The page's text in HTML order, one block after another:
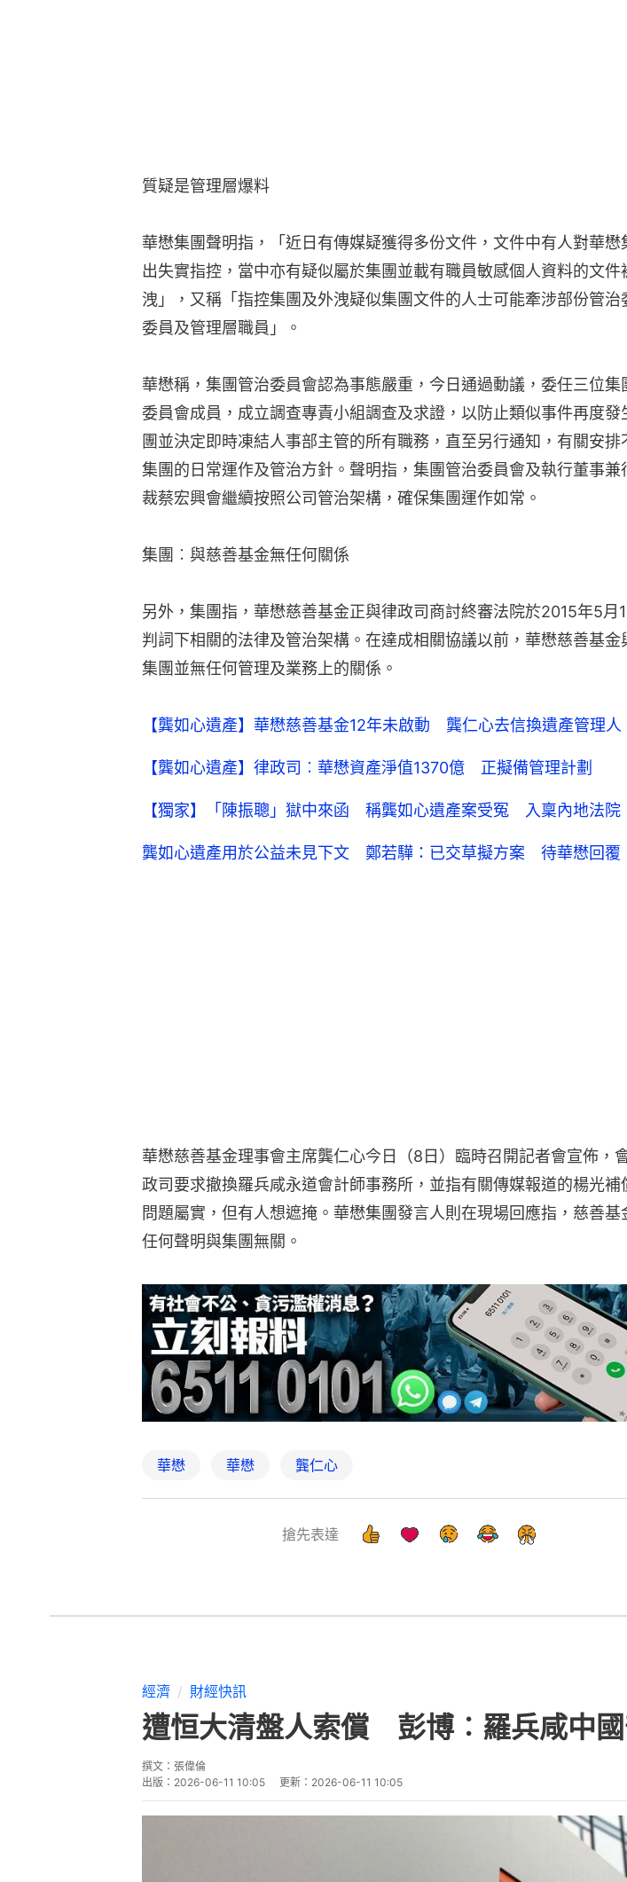
質疑是管理層爆料
華懋集團聲明指，「近日有傳媒疑獲得多份文件，文件中有人對華懋
出失實指控，當中亦有疑似屬於集團並載有職員敏感個人資料的文件
洩」，又稱「指控集團及外洩疑似集團文件的人士可能牽涉部份管治
委員及管理層職員」。
華懋稱，集團管治委員會認為事態嚴重，今日通過動議，委任三位集
委員會成員，成立調查專責小組調查及求證，以防止類似事件再度發
團並決定即時凍結人事部主管的所有職務，直至另行通知，有關安排
集團的日常運作及管治方針。聲明指，集團管治委員會及執行董事兼
裁蔡宏興會繼續按照公司管治架構，確保集團運作如常。
集團︰與慈善基金無任何關係
另外，集團指，華懋慈善基金正與律政司商討終審法院於2015年5月
判詞下相關的法律及管治架構。在達成相關協議以前，華懋慈善基金
集團並無任何管理及業務上的關係。
【龔如心遺產】華懋慈善基金12年未啟動 龔仁心去信換遺產管理人
【龔如心遺產】律政司︰華懋資產淨值1370億 正擬備管理計劃
【獨家】「陳振聰」獄中來函 稱龔如心遺產案受冤 入稟內地法院
龔如心遺產用於公益未見下文 鄭若驊：已交草擬方案 待華懋回覆
華懋慈善基金理事會主席龔仁心今日（8日）臨時召開記者會宣佈，
政司要求撤換羅兵咸永道會計師事務所，並指有關傳媒報道的楊光補
問題屬實，但有人想遮掩。華懋集團發言人則在現場回應指，慈善基
任何聲明與集團無關。
華懋 華懋 龔仁心
搶先表達
遭恒大清盤人索償 彭博︰羅兵咸中
出版： 2026-06-11 10:05